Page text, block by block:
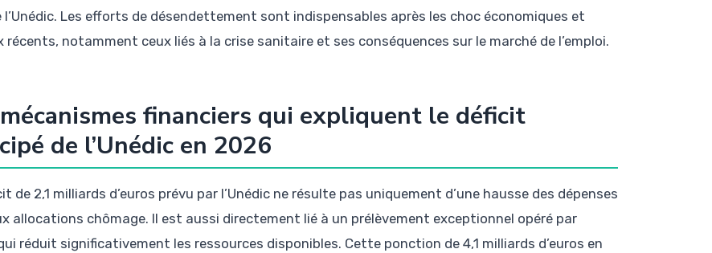
l’Unédic. Les efforts de désendettement sont indispensables après les choc économiques et
récents, notamment ceux liés à la crise sanitaire et ses conséquences sur le marché de l’emploi.
financiers qui expliquent le déficit
de l’Unédic en 2026
de 2,1 milliards d’euros prévu par l’Unédic ne résulte pas uniquement d’une hausse des dépenses
allocations chômage. Il est aussi directement lié à un prélèvement exceptionnel opéré par
réduit significativement les ressources disponibles. Cette ponction de 4,1 milliards d’euros en